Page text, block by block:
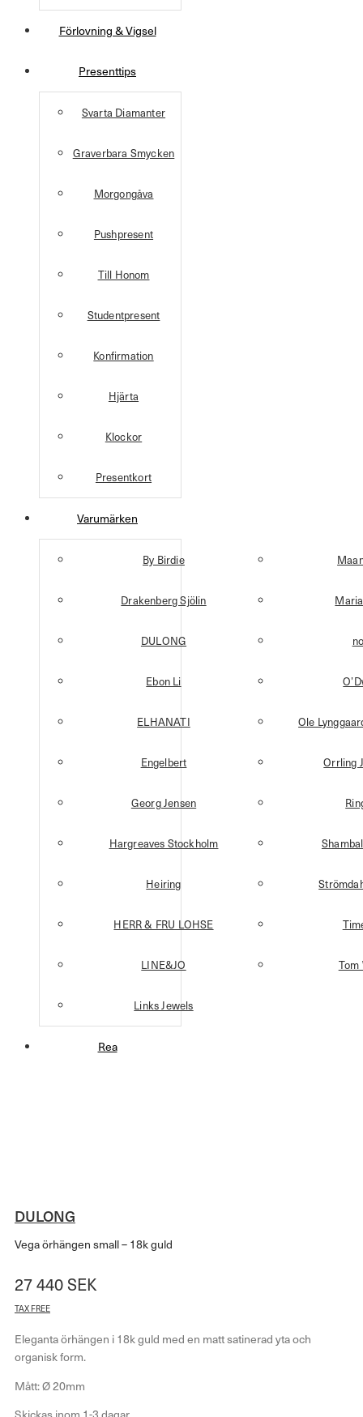
Förlovning & Vigsel
Presenttips
Svarta Diamanter
Graverbara Smycken
Morgongåva
Pushpresent
Till Honom
Studentpresent
Konfirmation
Hjärta
Klockor
Presentkort
Varumärken
By Birdie
Drakenberg Sjölin
DULONG
Ebon Li
ELHANATI
Engelbert
Georg Jensen
Hargreaves Stockholm
Heiring
HERR & FRU LOHSE
LINE&JO
Links Jewels
Ole
Orrling
Tom
Rea
DULONG
Vega örhängen small – 18k guld
27 440SEK
TAX FREE
Eleganta örhängen i 18k guld med en matt satinerad yta och
organisk form.
Mått: Ø 20mm